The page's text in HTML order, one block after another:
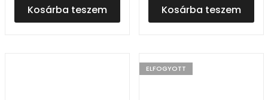
Kosárba teszem
Kosárba teszem
ELFOGYOTT